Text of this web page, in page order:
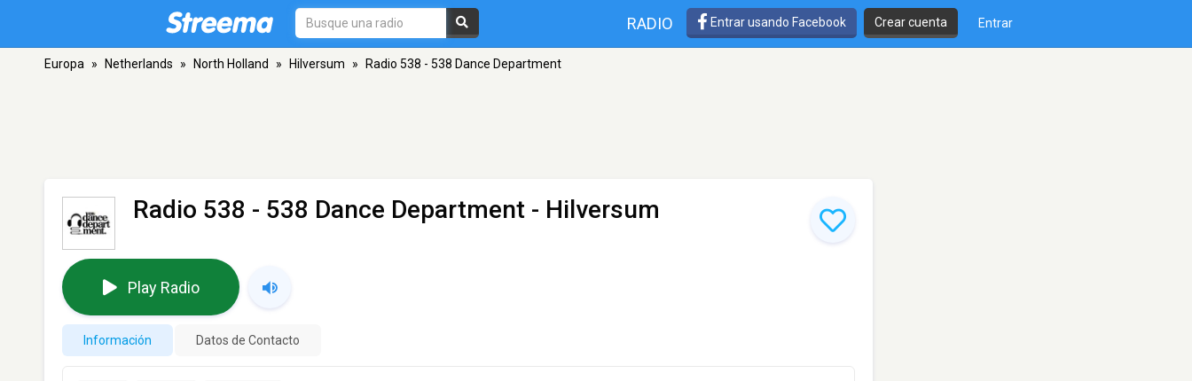
RADIO Entrar usando Facebook Crear cuenta Entrar
Europa » Netherlands » North Holland » Hilversum » Radio 538 - 538 Dance Department
Radio 538 - 538 Dance Department - Hilversum
Play Radio
Información Datos de Contacto